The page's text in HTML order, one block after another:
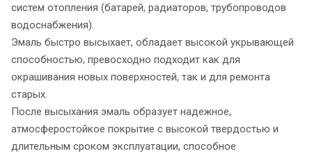
систем отопления (батарей, радиаторов, трубопроводов
водоснабжения).
Эмаль быстро высыхает, обладает высокой укрывающей
способностью, превосходно подходит как для
окрашивания новых поверхностей, так и для ремонта
старых.
После высыхания эмаль образует надежное,
атмосферостойкое покрытие с высокой твердостью и
длительным сроком эксплуатации, способное